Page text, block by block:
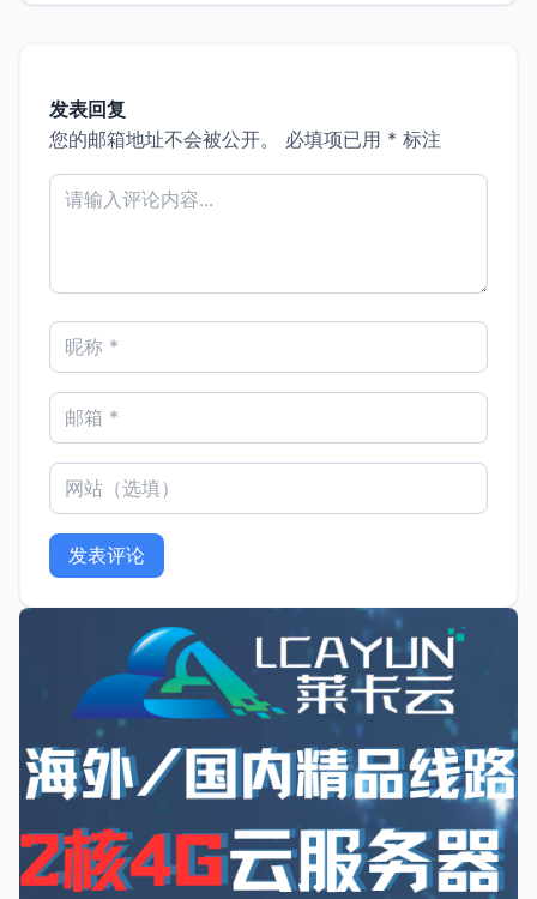
发表回复
您的邮箱地址不会被公开。
必填项已用 * 标注